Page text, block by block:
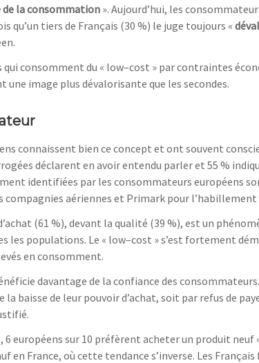
de laconsommation ». Aujourd’hui, les
qu’un tiers de Français (30%) le juge toujours «
.
qui consomment du « low–cost » par contraintes
une image plus dévalorisante que les secondes.
connaissent bien ce concept et ont souvent
déclarent en avoir entendu parler et 55 %
identifiées par les consommateurs européens
compagnies aériennes et Primark pour l’habillement
(61 %), devant la qualité (39 %), est un
les populations. Le « low–cost »s’est fortement
enconsomment.
davantage de la confiance des
la baisse de leur pouvoir d’achat, soit par refus de
européens sur 10 préfèrent acheter un produit neuf
en France, où cette tendance s’inverse. Les